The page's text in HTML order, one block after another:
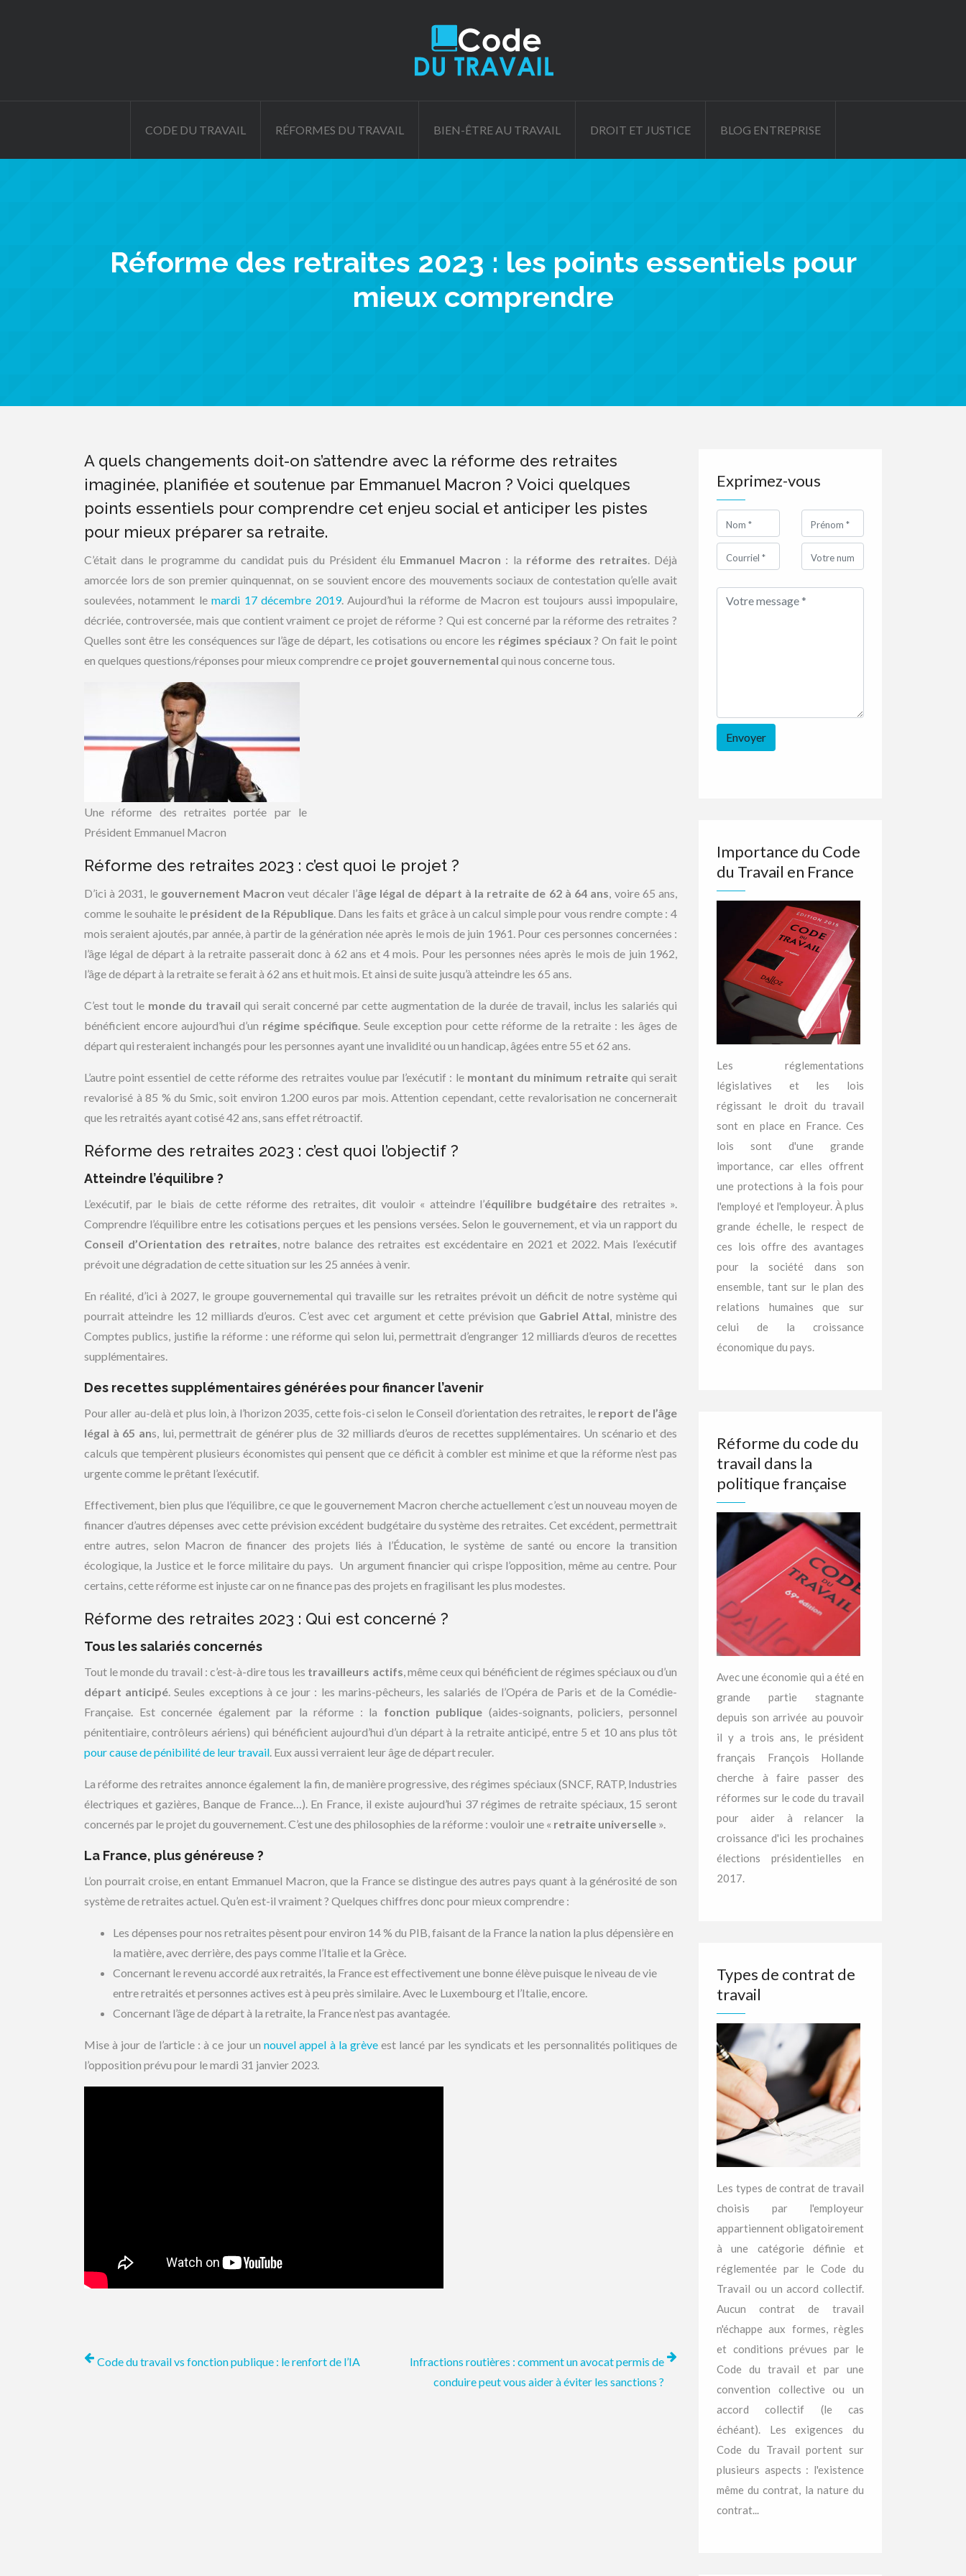
CODE DU TRAVAIL RÉFORMES DU TRAVAIL BIEN-ÊTRE AU TRAVAIL DROIT ET JUSTICE BLOG ENTREPRISE
Réforme des retraites 2023 : les points essentiels pour
mieux comprendre
A quels changements doit-on s’attendre avec la réforme des retraites
imaginée, planifiée et soutenue par Emmanuel Macron ? Voici quelques
points essentiels pour comprendre cet enjeu social et anticiper les pistes
pour mieux préparer sa retraite.
C’était dans le programme du candidat puis du Président élu Emmanuel Macron : la réforme des retraites. Déjà
amorcée lors de son premier quinquennat, on se souvient encore des mouvements sociaux de contestation qu’elle avait
soulevées, notamment lemardi 17 décembre 2019. Aujourd’hui la réforme de Macron est toujours aussi impopulaire,
décriée, controversée, mais que contient vraiment ce projet de réforme ? Qui est concerné par la réforme des retraites ?
Quelles sont être les conséquences sur l’âge de départ, les cotisations ou encore les régimes spéciaux ? On fait le point
en quelques questions/réponses pour mieux comprendre ce projet gouvernemental qui nous concerne tous.
Une réforme des retraites portée par le
Président Emmanuel Macron
Réforme des retraites 2023 : c’est quoi le projet ?
D’ici à 2031, le gouvernement Macron veut décaler l’âge légal de départ à la retraite de 62 à 64 ans, voire 65 ans,
comme le souhaite leprésident de la République. Dans les faits et grâce à un calcul simple pour vous rendre compte : 4
mois seraient ajoutés, par année, à partir de la génération née après le mois de juin 1961. Pour ces personnes concernées :
l’âge légal de départ à la retraite passerait donc à 62 ans et 4 mois. Pour les personnes nées après le mois de juin 1962,
l’âge de départ à la retraite se ferait à 62 ans et huit mois. Et ainsi de suite jusqu’à atteindre les 65 ans.
C’est tout le monde du travail qui serait concerné par cette augmentation de la durée de travail, inclus les salariés qui
bénéficient encore aujourd’hui d’un régime spécifique. Seule exception pour cette réforme de la retraite : les âges de
départ qui resteraient inchangés pour les personnes ayant une invalidité ou un handicap, âgées entre 55 et 62 ans.
L’autre point essentiel de cette réforme des retraites voulue par l’exécutif : lemontant du minimum retraitequi serait
revalorisé à 85 % du Smic, soit environ 1.200 euros par mois. Attention cependant, cette revalorisation ne concernerait
que les retraités ayant cotisé 42 ans, sans effet rétroactif.
Réforme des retraites 2023 : c’est quoi l’objectif ?
Atteindre l’équilibre ?
L’exécutif, par le biais de cette réforme des retraites, dit vouloir « atteindre l’équilibre budgétairedes retraites ».
Comprendre l’équilibre entre les cotisations perçues et les pensions versées. Selon le gouvernement, et via un rapport du
Conseil d’Orientation des retraites, notre balance des retraites est excédentaire en 2021 et 2022. Mais l’exécutif
prévoit une dégradation de cette situation sur les 25 années à venir.
En réalité, d’ici à 2027, le groupe gouvernemental qui travaille sur les retraites prévoit un déficit de notre système qui
pourrait atteindre les 12 milliards d’euros. C’est avec cet argument et cette prévision que Gabriel Attal, ministre des
Comptes publics, justifie la réforme : une réforme qui selon lui, permettrait d’engranger 12 milliards d’euros de recettes
supplémentaires.
Des recettes supplémentaires générées pour financer l’avenir
Pour aller au-delà et plus loin, à l’horizon 2035, cette fois-ci selon le Conseil d’orientation des retraites, le report de l’âge
légal à 65 ans, lui, permettrait de générer plus de 32 milliards d’euros de recettes supplémentaires. Un scénario et des
calculs que tempèrent plusieurs économistes qui pensent que ce déficit à combler est minime et que la réforme n’est pas
urgente comme le prêtant l’exécutif.
Effectivement, bien plus que l’équilibre, ce que le gouvernement Macron cherche actuellement c’est un nouveau moyen de
financer d’autres dépenses avec cette prévision excédent budgétaire du système des retraites. Cet excédent, permettrait
entre autres, selon Macron de financer des projets liés à l’Éducation, le système de santé ou encore la transition
écologique, la Justice et le force militaire du pays. Un argument financier qui crispe l’opposition, même au centre. Pour
certains, cette réforme est injuste car on ne finance pas des projets en fragilisant les plus modestes.
Réforme des retraites 2023 : Qui est concerné ?
Tous les salariés concernés
Tout le monde du travail : c’est-à-dire tous les travailleurs actifs, même ceux qui bénéficient de régimes spéciaux ou d’un
départ anticipé. Seules exceptions à ce jour : les marins-pêcheurs, les salariés de l’Opéra de Paris et de la Comédie-
Française. Est concernée également par la réforme : la fonction publique (aides-soignants, policiers, personnel
pénitentiaire, contrôleurs aériens) qui bénéficient aujourd’hui d’un départ à la retraite anticipé, entre 5 et 10 ans plus tôt
pour cause de pénibilité de leur travail. Eux aussi verraient leur âge de départ reculer.
La réforme des retraites annonce également la fin, de manière progressive, des régimes spéciaux (SNCF, RATP, Industries
électriques et gazières, Banque de France…). En France, il existe aujourd’hui 37 régimes de retraite spéciaux, 15 seront
concernés par le projet du gouvernement. C’est une des philosophies de la réforme : vouloir une « retraite universelle ».
La France, plus généreuse ?
L’on pourrait croise, en entant Emmanuel Macron, que la France se distingue des autres pays quant à la générosité de son
système de retraites actuel. Qu’en est-il vraiment ? Quelques chiffres donc pour mieux comprendre :
Les dépenses pour nos retraites pèsent pour environ 14 % du PIB, faisant de la France la nation la plus dépensière en
la matière, avec derrière, des pays comme l’Italie et la Grèce.
Concernant le revenu accordé aux retraités, la France est effectivement une bonne élève puisque le niveau de vie
entre retraités et personnes actives est à peu près similaire. Avec le Luxembourg et l’Italie, encore.
Concernant l’âge de départ à la retraite, la France n’est pas avantagée.
Mise à jour de l’article : à ce jour unnouvel appel à la grèveest lancé par les syndicats et les personnalités politiques de
l’opposition prévu pour le mardi 31 janvier 2023.
Code du travail vs fonction publique : le renfort de l’IA
Infractions routières : comment un avocat permis de
conduire peut vous aider à éviter les sanctions ?
Exprimez-vous
Importance du Code
du Travail en France
Les réglementations
législatives et les lois
régissant le droit du travail
sont en place en France. Ces
lois sont d'une grande
importance, car elles offrent
une protections à la fois pour
l'employé et l'employeur. À plus
grande échelle, le respect de
ces lois offre des avantages
pour la société dans son
ensemble, tant sur le plan des
relations humaines que sur
celui de la croissance
économique du pays.
Réforme du code du
travail dans la
politique française
Avec une économie qui a été en
grande partie stagnante
depuis son arrivée au pouvoir
il y a trois ans, le président
français François Hollande
cherche à faire passer des
réformes sur le code du travail
pour aider à relancer la
croissance d'ici les prochaines
élections présidentielles en
2017.
Types de contrat de
travail
Les types de contrat de travail
choisis par l'employeur
appartiennent obligatoirement
à une catégorie définie et
réglementée par le Code du
Travail ou un accord collectif.
Aucun contrat de travail
n'échappe aux formes, règles
et conditions prévues par le
Code du travail et par une
convention collective ou un
accord collectif (le cas
échéant). Les exigences du
Code du Travail portent sur
plusieurs aspects : l'existence
même du contrat, la nature du
contrat...